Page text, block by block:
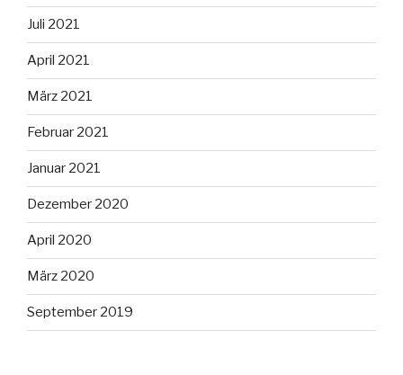
Juli 2021
April 2021
März 2021
Februar 2021
Januar 2021
Dezember 2020
April 2020
März 2020
September 2019